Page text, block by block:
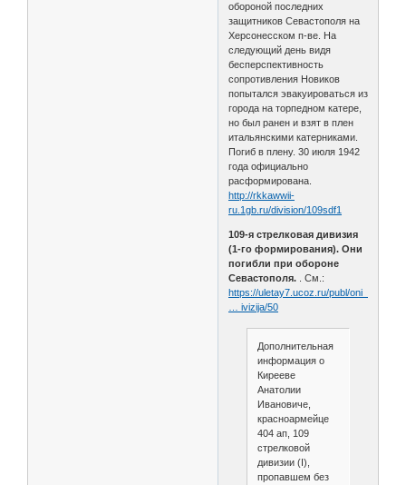
обороной последних
защитников Севастополя на
Херсонесском п-ве. На
следующий день видя
бесперспективность
сопротивления Новиков
попытался эвакуироваться из
города на торпедном катере,
но был ранен и взят в плен
итальянскими катерниками.
Погиб в плену. 30 июля 1942
года официально
расформирована.
http://rkkawwii-
ru.1gb.ru/division/109sdf1
109-я стрелковая дивизия
(1-го формирования). Они
погибли при обороне
Севастополя.
. См.:
https://uletay7.ucoz.ru/publ/oni_pogibl
… ivizija/50
Дополнительная
информация о
Кирееве
Анатолии
Ивановиче,
красноармейце
404 ап, 109
стрелковой
дивизии (I),
пропавшем без